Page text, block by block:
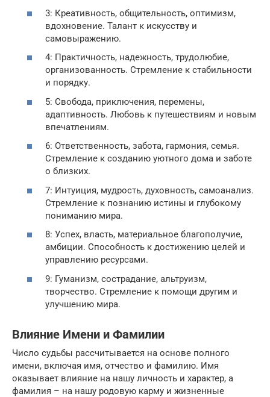
3: Креативность, общительность, оптимизм,
вдохновение. Талант к искусству и
самовыражению.
4: Практичность, надежность, трудолюбие,
организованность. Стремление к стабильности
и порядку.
5: Свобода, приключения, перемены,
адаптивность. Любовь к путешествиям и новым
впечатлениям.
6: Ответственность, забота, гармония, семья.
Стремление к созданию уютного дома и заботе
о близких.
7: Интуиция, мудрость, духовность, самоанализ.
Стремление к познанию истины и глубокому
пониманию мира.
8: Успех, власть, материальное благополучие,
амбиции. Способность к достижению целей и
управлению ресурсами.
9: Гуманизм, сострадание, альтруизм,
творчество. Стремление к помощи другим и
улучшению мира.
Влияние Имени и Фамилии
Число судьбы рассчитывается на основе полного
имени, включая имя, отчество и фамилию. Имя
оказывает влияние на нашу личность и характер, а
фамилия – на нашу родовую карму и жизненные